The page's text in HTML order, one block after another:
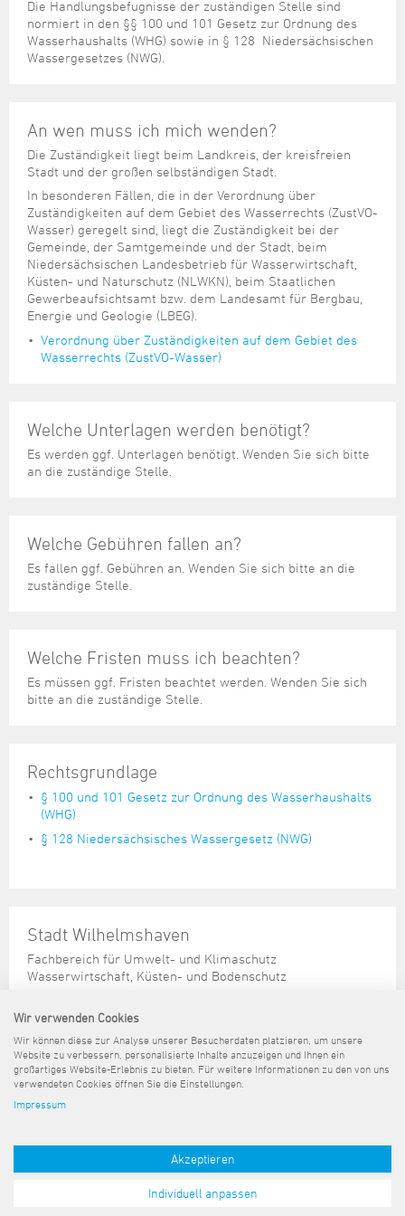
Umwelt-, Natur- und Klimaschutz
Verkehr und Mobilität
Schule
Sterbefall
Wohnen und Verbrauchen
Formulare
Online-Terminvergabe
Ratsinformationssystem
Städtische Dienststellen
Stadtrecht
Telefonverzeichnis
Wirtschaftsstruktur
Regionale Kooperationen
Unternehmensnachfolge
Stadtarchiv
Stadtbibliothek
Stadt Wilhelmshaven
Unterkünfte
Kulturzentrum Pumpwerk
Maritime Meile
Sportangebot
Städtepartnerschaften
Stadtpark
Tag des offenen Denkmals
Veranstaltungsorte
Die Handlungsbefugnisse der zuständigen Stelle sind
normiert in den §§ 100 und 101 Gesetz zur Ordnung des
Wasserhaushalts (WHG) sowie in § 128 Niedersächsischen
Wassergesetzes (NWG).
An wen muss ich mich wenden?
Die Zuständigkeit liegt beim Landkreis, der kreisfreien
Stadt und der großen selbständigen Stadt.
In besonderen Fällen, die in der Verordnung über
Zuständigkeiten auf dem Gebiet des Wasserrechts (ZustVO-
Wasser) geregelt sind, liegt die Zuständigkeit bei der
Gemeinde, der Samtgemeinde und der Stadt, beim
Niedersächsischen Landesbetrieb für Wasserwirtschaft,
Küsten- und Naturschutz (NLWKN), beim Staatlichen
Gewerbeaufsichtsamt bzw. dem Landesamt für Bergbau,
Energie und Geologie (LBEG).
Verordnung über Zuständigkeiten auf dem Gebiet des
Wasserrechts (ZustVO-Wasser)
Welche Unterlagen werden benötigt?
Es werden ggf. Unterlagen benötigt. Wenden Sie sich bitte
an die zuständige Stelle.
Welche Gebühren fallen an?
Es fallen ggf. Gebühren an. Wenden Sie sich bitte an die
zuständige Stelle.
Welche Fristen muss ich beachten?
Es müssen ggf. Fristen beachtet werden. Wenden Sie sich
bitte an die zuständige Stelle.
Rechtsgrundlage
§ 100 und 101 Gesetz zur Ordnung des Wasserhaushalts
(WHG)
§ 128 Niedersächsisches Wassergesetz (NWG)
Stadt Wilhelmshaven
Fachbereich für Umwelt- und Klimaschutz
Wasserwirtschaft, Küsten- und Bodenschutz
26386 Wilhelmshaven
Gebäude B
Wir verwenden Cookies
Wir können diese zur Analyse unserer Besucherdaten platzieren, um unsere
Website zu verbessern, personalisierte Inhalte anzuzeigen und Ihnen ein
großartiges Website-Erlebnis zu bieten. Für weitere Informationen zu den von uns
verwendeten Cookies öffnen Sie die Einstellungen.
Impressum
Akzeptieren
Individuell anpassen